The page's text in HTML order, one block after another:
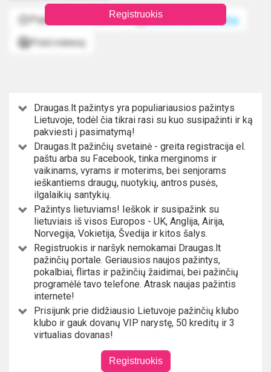
Populiarumas didelis
Sužinok atsakomumą
Prieš mėnesį
Registruokis
Draugas.lt pažintys yra populiariausios pažintys
Lietuvoje, todėl čia tikrai rasi su kuo susipažinti ir ką
pakviesti į pasimatymą!
Draugas.lt pažinčių svetainė - greita registracija el.
paštu arba su Facebook, tinka merginoms ir
vaikinams, vyrams ir moterims, bei senjorams
ieškantiems draugų, nuotykių, antros pusės,
ilgalaikių santykių.
Pažintys lietuviams! Ieškok ir susipažink su
lietuviais iš visos Europos - UK, Anglija, Airija,
Norvegija, Vokietija, Švedija ir kitos šalys.
Registruokis ir naršyk nemokamai Draugas.lt
pažinčių portale. Geriausios naujos pažintys,
pokalbiai, flirtas ir pažinčių žaidimai, bei pažinčių
programėlė tavo telefone. Atrask naujas pažintis
internete!
Prisijunk prie didžiausio Lietuvoje pažinčių klubo
klubo ir gauk dovanų VIP narystę, 50 kreditų ir 3
virtualias dovanas!
Registruokis